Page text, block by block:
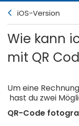
iOS-Version
Wie kann
mit QR
Um eine
hast du zwei
QR-Code